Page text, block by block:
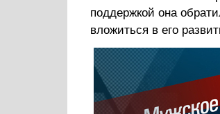
поддержкой она
вложиться в его